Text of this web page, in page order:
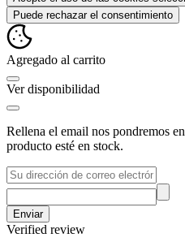
Puede rechazar el consentimiento
Agregado al carrito
Ver disponibilidad
Rellena el email nos pondremos
producto esté en stock.
Enviar
Verified review